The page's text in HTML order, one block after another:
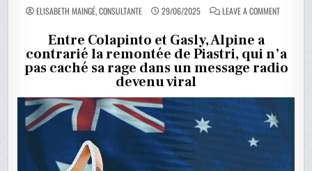
ELISABETH MAINGÉ, CONSULTANTE 29/06/2025 LEAVE A COMMENTON
PIASTRI
À
ALPINE
Entre Colapinto et Gasly, Alpine a
contrarié la remontée de Piastri, qui n’a
pas caché sa rage dans un message radio
devenu viral